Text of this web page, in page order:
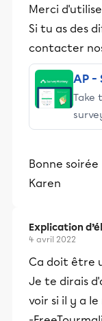
Merci
Si tu as des
contacter
AP -
Take
Bonne soirée
Karen
Explication
4 avril 2022
Ca doit être
Je te dirais
voir si il y a